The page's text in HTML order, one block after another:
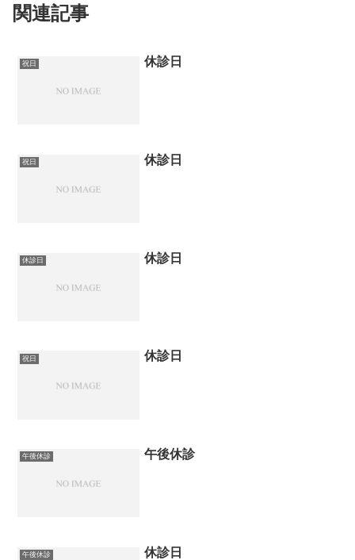
関連記事
祝日 休診日
祝日 休診日
休診日 休診日
祝日 休診日
午後休診 午後休診
午後休診 休診日